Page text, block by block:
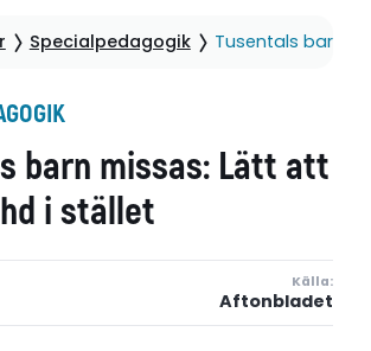
Specialpedagogik Tusentals barn
barn missas: Lätt att
i stället
Källa:
Aftonbladet